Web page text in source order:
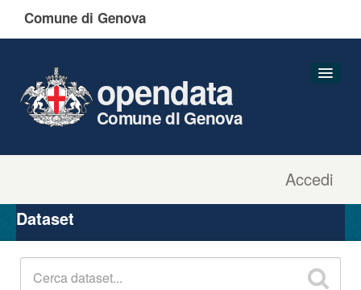
Comune di Genova
Accedi
opendata
Comune di Genova
Organizzazioni
Gruppi
Dataset